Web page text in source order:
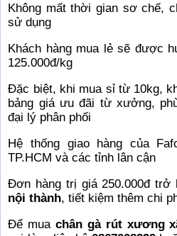
Không mất thời gian sơ chế,
sử dụng
Khách hàng mua lẻ sẽ được
125.000đ/kg
Đặc biệt, khi mua sỉ từ 10kg,
bảng giá ưu đãi từ xưởng,
đại lý phân phối
Hệ thống giao hàng của
TP.HCM và các tỉnh lân cận
Đơn hàng trị giá 250.000đ trở
nội thành, tiết kiệm thêm chi
Để muachân gà rút xương